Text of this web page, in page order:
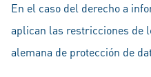
En el caso del derecho a
aplican las restricciones de
alemana de protección de